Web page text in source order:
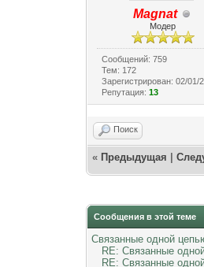
Magnat
Модер
Сообщений: 759
Тем: 172
Зарегистрирован: 02/01/
Репутация: 13
Поиск
« Предыдущая |
Сообщения в этой теме
Связанные одной
RE: Связанные
RE: Связанные